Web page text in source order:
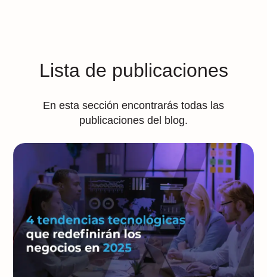
Lista de publicaciones
En esta sección encontrarás todas las
publicaciones del blog.